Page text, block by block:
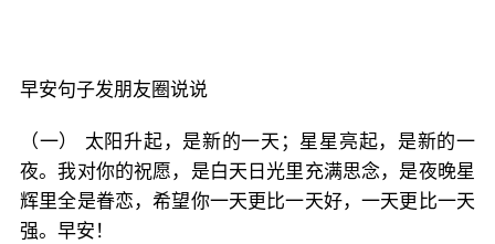
早安句子发朋友圈说说
（一） 太阳升起，是新的一天；星星亮起，是新的一
夜。我对你的祝愿，是白天日光里充满思念，是夜晚星
辉里全是眷恋，希望你一天更比一天好，一天更比一天
强。早安！